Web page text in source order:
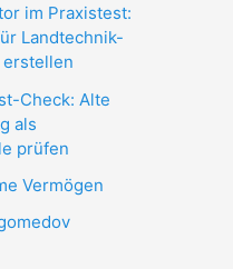
im Praxistest:
Landtechnik-
Check: Alte
als
prüfen
Vermögen